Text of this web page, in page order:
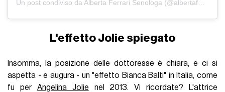
L'effetto Jolie spiegato
Insomma, la posizione delle dottoresse è chiara, e ci si
aspetta - e augura - un "effetto Bianca Balti" in Italia, come
fu per Angelina Jolie nel 2013. Vi ricordate? L'attrice